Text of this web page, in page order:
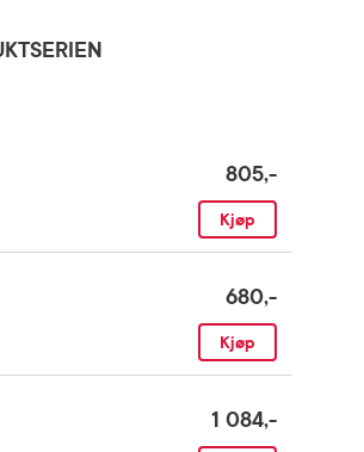
805,-
Kjøp
680,-
Kjøp
1 084,-